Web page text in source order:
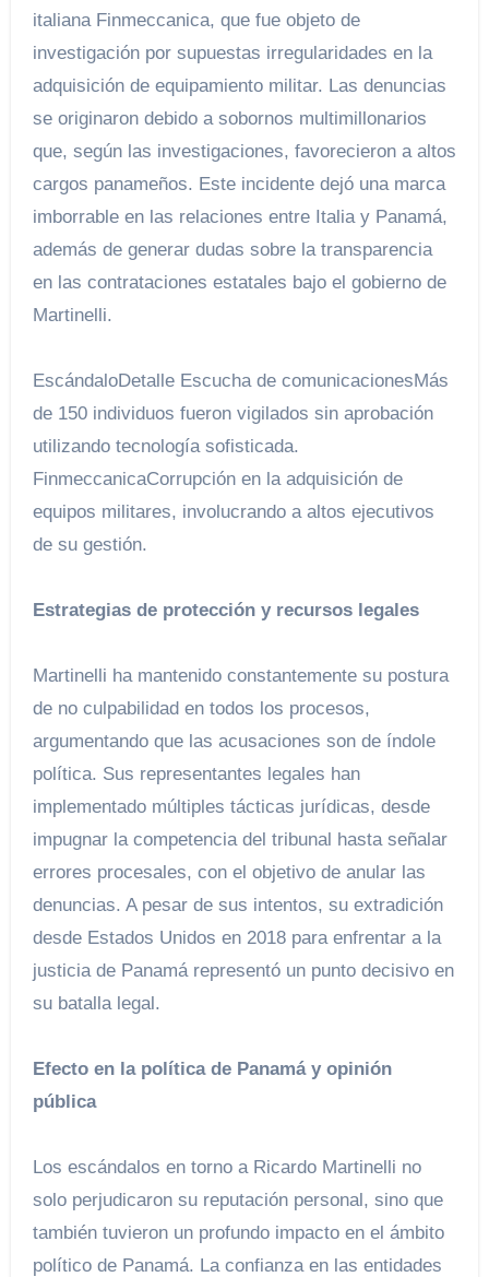
italiana Finmeccanica, que fue objeto de
investigación por supuestas irregularidades en la
adquisición de equipamiento militar. Las denuncias
se originaron debido a sobornos multimillonarios
que, según las investigaciones, favorecieron a altos
cargos panameños. Este incidente dejó una marca
imborrable en las relaciones entre Italia y Panamá,
además de generar dudas sobre la transparencia
en las contrataciones estatales bajo el gobierno de
Martinelli.
EscándaloDetalle Escucha de comunicacionesMás
de 150 individuos fueron vigilados sin aprobación
utilizando tecnología sofisticada.
FinmeccanicaCorrupción en la adquisición de
equipos militares, involucrando a altos ejecutivos
de su gestión.
Estrategias de protección y recursos legales
Martinelli ha mantenido constantemente su postura
de no culpabilidad en todos los procesos,
argumentando que las acusaciones son de índole
política. Sus representantes legales han
implementado múltiples tácticas jurídicas, desde
impugnar la competencia del tribunal hasta señalar
errores procesales, con el objetivo de anular las
denuncias. A pesar de sus intentos, su extradición
desde Estados Unidos en 2018 para enfrentar a la
justicia de Panamá representó un punto decisivo en
su batalla legal.
Efecto en la política de Panamá y opinión
pública
Los escándalos en torno a Ricardo Martinelli no
solo perjudicaron su reputación personal, sino que
también tuvieron un profundo impacto en el ámbito
político de Panamá. La confianza en las entidades